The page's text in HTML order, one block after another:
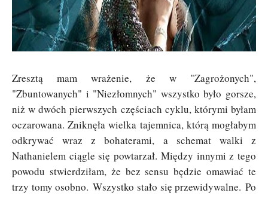
Zresztą mam wrażenie, że w "Zagrożonych",
"Zbuntowanych" i "Niezłomnych" wszystko było gorsze,
niż w dwóch pierwszych częściach cyklu, którymi byłam
oczarowana. Zniknęła wielka tajemnica, którą mogłabym
odkrywać wraz z bohaterami, a schemat walki z
Nathanielem ciągle się powtarzał. Między innymi z tego
powodu stwierdziłam, że bez sensu będzie omawiać te
trzy tomy osobno.Wszystko stało się przewidywalne. Po